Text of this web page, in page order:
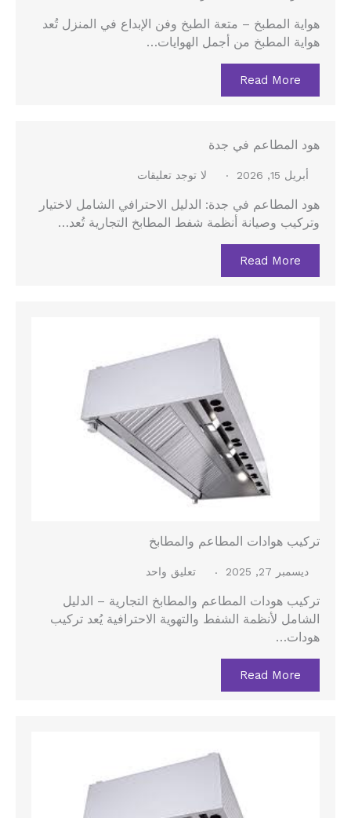
هواية المطبخ – متعة الطبخ وفن الإبداع في المنزل تُعد
هواية المطبخ من أجمل الهوايات…
Read More
هود المطاعم في جدة
أبريل 15, 2026 لا توجد تعليقات
هود المطاعم في جدة: الدليل الاحترافي الشامل لاختيار
وتركيب وصيانة أنظمة شفط المطابخ التجارية تُعد…
Read More
تركيب هوادات المطاعم والمطابخ
ديسمبر 27, 2025 تعليق واحد
تركيب هودات المطاعم والمطابخ التجارية – الدليل
الشامل لأنظمة الشفط والتهوية الاحترافية يُعد تركيب
هودات…
Read More